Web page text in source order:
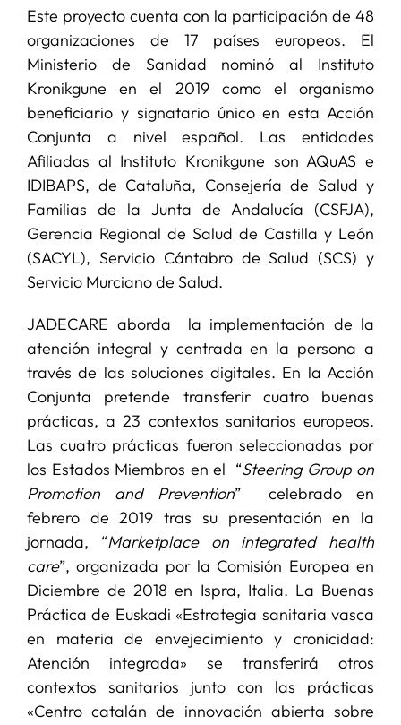
Este proyecto cuenta con la participación de 48
organizaciones de 17 países europeos. El
Ministerio de Sanidad nominó al Instituto
Kronikgune en el 2019 como el organismo
beneficiario y signatario único en esta Acción
Conjunta a nivel español. Las entidades
Afiliadas al Instituto Kronikgune son AQuAS e
IDIBAPS, de Cataluña, Consejería de Salud y
Familias de la Junta de Andalucía (CSFJA),
Gerencia Regional de Salud de Castilla y León
(SACYL), Servicio Cántabro de Salud (SCS) y
Servicio Murciano de Salud.
JADECARE aborda la implementación de la
atención integral y centrada en la persona a
través de las soluciones digitales. En la Acción
Conjunta pretende transferir cuatro buenas
prácticas, a 23 contextos sanitarios europeos.
Las cuatro prácticas fueron seleccionadas por
los Estados Miembros en el “Steering Group on
Promotion and Prevention” celebrado en
febrero de 2019 tras su presentación en la
jornada, “Marketplace on integrated health
care”, organizada por la Comisión Europea en
Diciembre de 2018 en Ispra, Italia. La Buenas
Práctica de Euskadi «Estrategia sanitaria vasca
en materia de envejecimiento y cronicidad:
Atención integrada» se transferirá otros
contextos sanitarios junto con las prácticas
«Centro catalán de innovación abierta sobre